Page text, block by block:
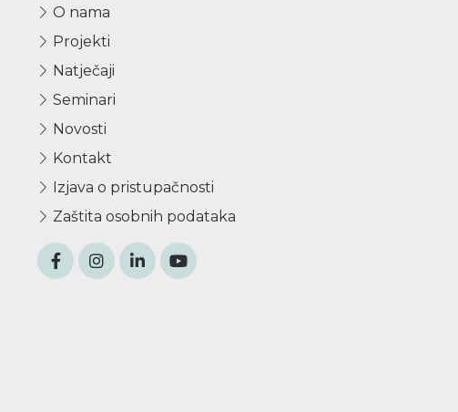
O nama
Projekti
Natječaji
Seminari
Novosti
Kontakt
Izjava o pristupačnosti
Zaštita osobnih podataka